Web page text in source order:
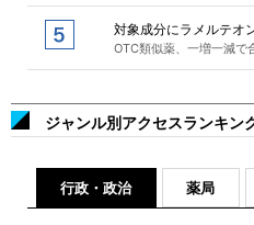
対象成分にラメルテオ
OTC類似薬、一増一減で
ジャンル別アクセスランキン
行政・政治 薬局